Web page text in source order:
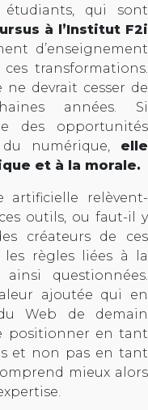
qui sont
à l’Institut F2i
d’enseignement
transformations.
devrait cesser de
années. Si
des opportunités
numérique, elle
et à la morale.
artificielle relèvent-
outils, ou faut-il y
créateurs de ces
règles liées à la
questionnées.
ajoutée qui en
Web de demain
positionner en tant
et non pas en tant
mieux alors